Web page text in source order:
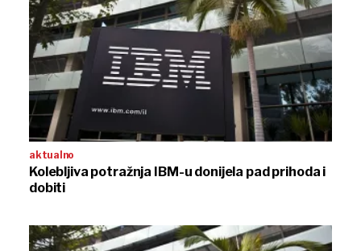
aktualno
Kolebljiva potražnja IBM-u donijela pad prihoda i
dobiti